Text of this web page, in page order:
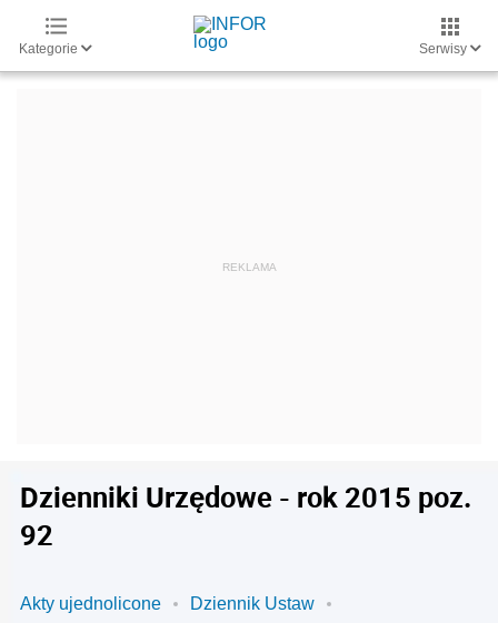
Kategorie Serwisy
Dzienniki Urzędowe - rok 2015 poz.
92
Akty ujednolicone
Dziennik Ustaw